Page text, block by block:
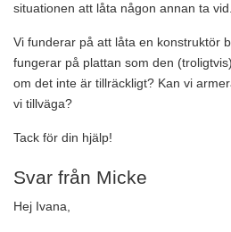
situationen att låta någon annan ta vid.
Vi funderar på att låta en konstruktör
fungerar på plattan som den
om det inte är tillräckligt? Kan vi
vi tillväga?
Tack för din hjälp!
Svar från Micke
Hej Ivana,